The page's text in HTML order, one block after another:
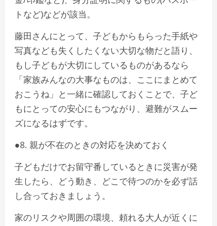
トなど)などが該当。
藤田さんにとって、子どもからもらった手紙や
写真なども失くしたくない大切な物だと語り、
もし子どもが大切にしているものがあるなら
「家族みんなの大事なものは、ここにまとめて
おこうね」と一緒に確認しておくことで、子ど
もにとっての安心にもつながり、避難がスムー
ズになるはずです。
●8. 親が不在のときの対応を決めておく
子どもだけでお留守番しているときに災害が発
生したら、どう動き、どこで待つのかを必ず話
し合っておきましょう。
家のリスクや周囲の環境、頼れる大人が近くに